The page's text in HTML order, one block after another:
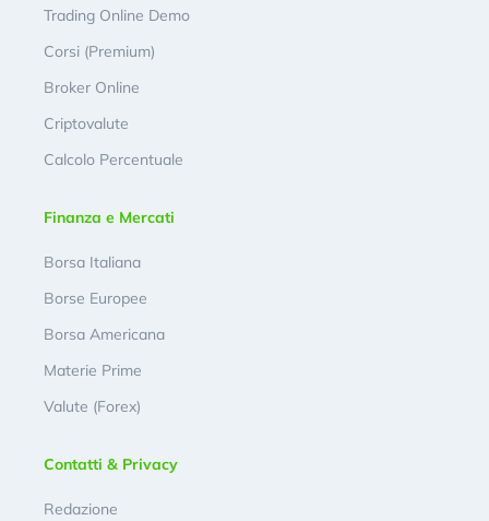
Trading Online Demo
Corsi (Premium)
Broker Online
Criptovalute
Calcolo Percentuale
Finanza e Mercati
Borsa Italiana
Borse Europee
Borsa Americana
Materie Prime
Valute (Forex)
Contatti & Privacy
Redazione